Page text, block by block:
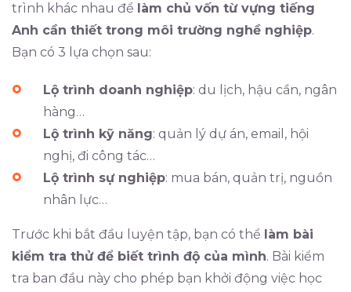
trình khác nhau để làm chủ vốn từ vựng tiếng
Anh cần thiết trong môi trường nghề nghiệp.
Bạn có 3 lựa chọn sau:
Lộ trình doanh nghiệp: du lịch, hậu cần, ngân
hàng…
Lộ trình kỹ năng: quản lý dự án, email, hội
nghị, đi công tác…
Lộ trình sự nghiệp: mua bán, quản trị, nguồn
nhân lực…
Trước khi bắt đầu luyện tập, bạn có thể làm bài
kiểm tra thử để biết trình độ của mình. Bài kiểm
tra ban đầu này cho phép bạn khởi động việc học